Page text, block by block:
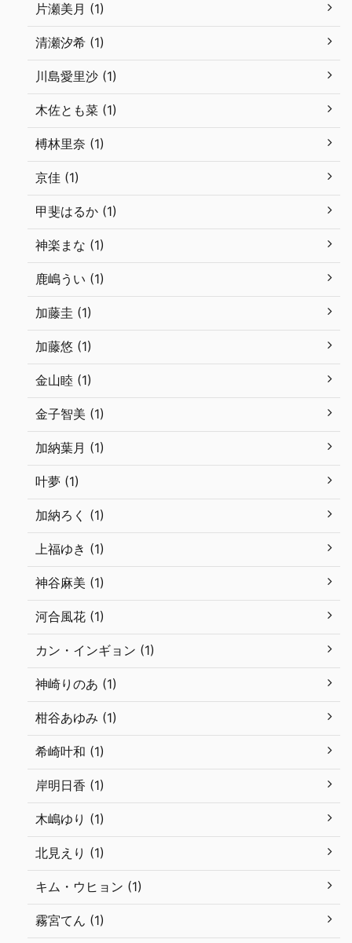
片瀬美月 (1)
清瀬汐希 (1)
川島愛里沙 (1)
木佐とも菜 (1)
榑林里奈 (1)
京佳 (1)
甲斐はるか (1)
神楽まな (1)
鹿嶋うい (1)
加藤圭 (1)
加藤悠 (1)
金山睦 (1)
金子智美 (1)
加納葉月 (1)
叶夢 (1)
加納ろく (1)
上福ゆき (1)
神谷麻美 (1)
河合風花 (1)
カン・インギョン (1)
神崎りのあ (1)
柑谷あゆみ (1)
希崎叶和 (1)
岸明日香 (1)
木嶋ゆり (1)
北見えり (1)
キム・ウヒョン (1)
霧宮てん (1)